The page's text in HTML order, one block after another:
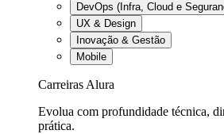
DevOps (Infra, Cloud e
UX & Design
Inovação & Gestão
Mobile
Carreiras Alura
Evolua com profundidade técnica,
prática.